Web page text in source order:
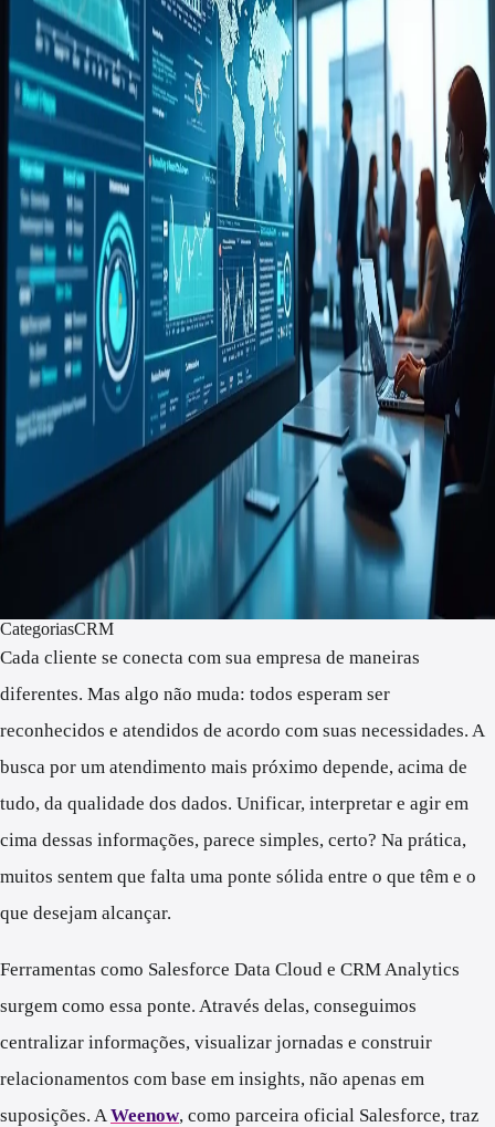
CategoriasCRM
Cada cliente se conecta com sua empresa de maneiras
diferentes. Mas algo não muda: todos esperam ser
reconhecidos e atendidos de acordo com suas necessidades. A
busca por um atendimento mais próximo depende, acima de
tudo, da qualidade dos dados. Unificar, interpretar e agir em
cima dessas informações, parece simples, certo? Na prática,
muitos sentem que falta uma ponte sólida entre o que têm e o
que desejam alcançar.
Ferramentas como Salesforce Data Cloud e CRM Analytics
surgem como essa ponte. Através delas, conseguimos
centralizar informações, visualizar jornadas e construir
relacionamentos com base em insights, não apenas em
suposições. A Weenow, como parceira oficial Salesforce, traz